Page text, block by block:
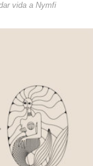
vida a Nymfi